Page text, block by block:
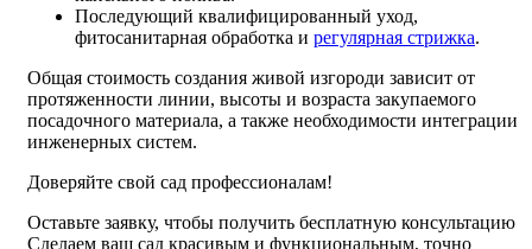
Последующий квалифицированный уход,
фитосанитарная обработка и регулярная стрижка.
Общая стоимость создания живой изгороди зависит от
протяженности линии, высоты и возраста закупаемого
посадочного материала, а также необходимости интеграции
инженерных систем.
Доверяйте свой сад профессионалам!
Оставьте заявку, чтобы получить бесплатную консультацию
Сделаем ваш сад красивым и функциональным, точно